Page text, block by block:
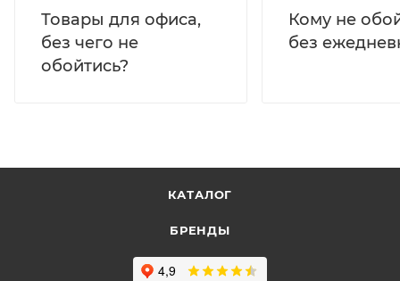
Товары для офиса,
без чего не
обойтись?
Кому не
без
КАТАЛОГ
БРЕНДЫ